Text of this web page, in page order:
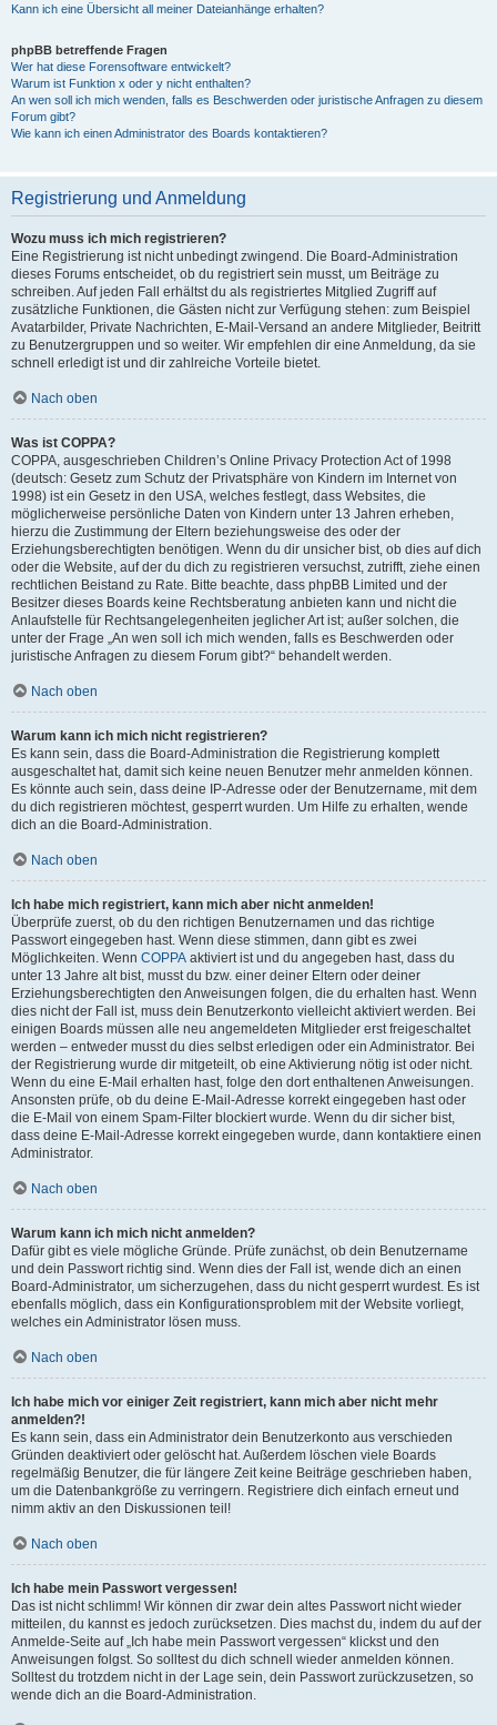
Kann ich eine Übersicht all meiner Dateianhänge erhalten?
phpBB betreffende Fragen
Wer hat diese Forensoftware entwickelt?
Warum ist Funktion x oder y nicht enthalten?
An wen soll ich mich wenden, falls es Beschwerden oder juristische Anfragen zu diesem
Forum gibt?
Wie kann ich einen Administrator des Boards kontaktieren?
Registrierung und Anmeldung
Wozu muss ich mich registrieren?
Eine Registrierung ist nicht unbedingt zwingend. Die Board-Administration
dieses Forums entscheidet, ob du registriert sein musst, um Beiträge zu
schreiben. Auf jeden Fall erhältst du als registriertes Mitglied Zugriff auf
zusätzliche Funktionen, die Gästen nicht zur Verfügung stehen: zum Beispiel
Avatarbilder, Private Nachrichten, E-Mail-Versand an andere Mitglieder, Beitritt
zu Benutzergruppen und so weiter. Wir empfehlen dir eine Anmeldung, da sie
schnell erledigt ist und dir zahlreiche Vorteile bietet.
Nach oben
Was ist COPPA?
COPPA, ausgeschrieben Children’s Online Privacy Protection Act of 1998
(deutsch: Gesetz zum Schutz der Privatsphäre von Kindern im Internet von
1998) ist ein Gesetz in den USA, welches festlegt, dass Websites, die
möglicherweise persönliche Daten von Kindern unter 13 Jahren erheben,
hierzu die Zustimmung der Eltern beziehungsweise des oder der
Erziehungsberechtigten benötigen. Wenn du dir unsicher bist, ob dies auf dich
oder die Website, auf der du dich zu registrieren versuchst, zutrifft, ziehe einen
rechtlichen Beistand zu Rate. Bitte beachte, dass phpBB Limited und der
Besitzer dieses Boards keine Rechtsberatung anbieten kann und nicht die
Anlaufstelle für Rechtsangelegenheiten jeglicher Art ist; außer solchen, die
unter der Frage „An wen soll ich mich wenden, falls es Beschwerden oder
juristische Anfragen zu diesem Forum gibt?“ behandelt werden.
Nach oben
Warum kann ich mich nicht registrieren?
Es kann sein, dass die Board-Administration die Registrierung komplett
ausgeschaltet hat, damit sich keine neuen Benutzer mehr anmelden können.
Es könnte auch sein, dass deine IP-Adresse oder der Benutzername, mit dem
du dich registrieren möchtest, gesperrt wurden. Um Hilfe zu erhalten, wende
dich an die Board-Administration.
Nach oben
Ich habe mich registriert, kann mich aber nicht anmelden!
Überprüfe zuerst, ob du den richtigen Benutzernamen und das richtige
Passwort eingegeben hast. Wenn diese stimmen, dann gibt es zwei
Möglichkeiten. Wenn COPPA aktiviert ist und du angegeben hast, dass du
unter 13 Jahre alt bist, musst du bzw. einer deiner Eltern oder deiner
Erziehungsberechtigten den Anweisungen folgen, die du erhalten hast. Wenn
dies nicht der Fall ist, muss dein Benutzerkonto vielleicht aktiviert werden. Bei
einigen Boards müssen alle neu angemeldeten Mitglieder erst freigeschaltet
werden – entweder musst du dies selbst erledigen oder ein Administrator. Bei
der Registrierung wurde dir mitgeteilt, ob eine Aktivierung nötig ist oder nicht.
Wenn du eine E-Mail erhalten hast, folge den dort enthaltenen Anweisungen.
Ansonsten prüfe, ob du deine E-Mail-Adresse korrekt eingegeben hast oder
die E-Mail von einem Spam-Filter blockiert wurde. Wenn du dir sicher bist,
dass deine E-Mail-Adresse korrekt eingegeben wurde, dann kontaktiere einen
Administrator.
Nach oben
Warum kann ich mich nicht anmelden?
Dafür gibt es viele mögliche Gründe. Prüfe zunächst, ob dein Benutzername
und dein Passwort richtig sind. Wenn dies der Fall ist, wende dich an einen
Board-Administrator, um sicherzugehen, dass du nicht gesperrt wurdest. Es ist
ebenfalls möglich, dass ein Konfigurationsproblem mit der Website vorliegt,
welches ein Administrator lösen muss.
Nach oben
Ich habe mich vor einiger Zeit registriert, kann mich aber nicht mehr
anmelden?!
Es kann sein, dass ein Administrator dein Benutzerkonto aus verschieden
Gründen deaktiviert oder gelöscht hat. Außerdem löschen viele Boards
regelmäßig Benutzer, die für längere Zeit keine Beiträge geschrieben haben,
um die Datenbankgröße zu verringern. Registriere dich einfach erneut und
nimm aktiv an den Diskussionen teil!
Nach oben
Ich habe mein Passwort vergessen!
Das ist nicht schlimm! Wir können dir zwar dein altes Passwort nicht wieder
mitteilen, du kannst es jedoch zurücksetzen. Dies machst du, indem du auf der
Anmelde-Seite auf „Ich habe mein Passwort vergessen“ klickst und den
Anweisungen folgst. So solltest du dich schnell wieder anmelden können.
Solltest du trotzdem nicht in der Lage sein, dein Passwort zurückzusetzen, so
wende dich an die Board-Administration.